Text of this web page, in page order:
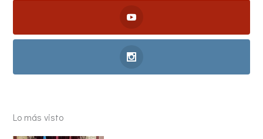
Lo más visto